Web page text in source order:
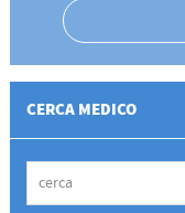
CERCA MEDICO